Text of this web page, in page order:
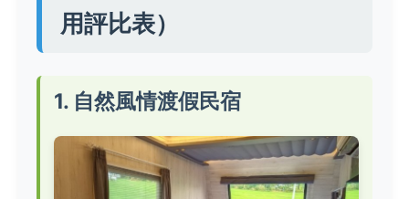
用評比表）
1. 自然風情渡假民宿